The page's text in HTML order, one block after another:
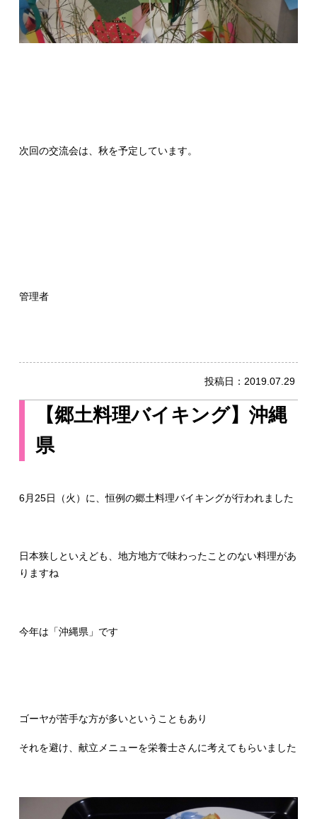
次回の交流会は、秋を予定しています。
管理者
投稿日： 2019.07.29
【郷土料理バイキング】沖縄
県
6月25日（火）に、恒例の郷土料理バイキングが行われました
日本狭しといえども、地方地方で味わったことのない料理があ
りますね
今年は「沖縄県」です
ゴーヤが苦手な方が多いということもあり
それを避け、献立メニューを栄養士さんに考えてもらいました